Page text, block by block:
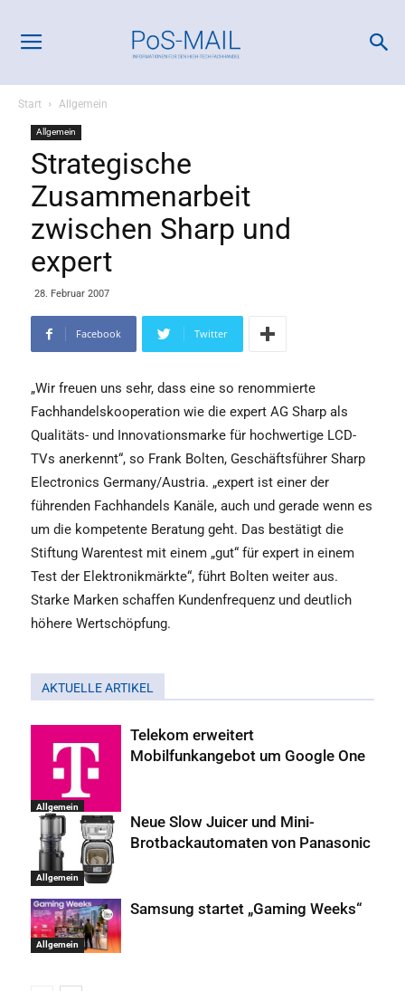
Start Allgemein
Allgemein
Strategische
Zusammenarbeit
zwischen Sharp und
expert
28. Februar 2007
Facebook Twitter
„Wir freuen uns sehr, dass eine so renommierte
Fachhandelskooperation wie die expert AG Sharp als
Qualitäts- und Innovationsmarke für hochwertige LCD-
TVs anerkennt“, so Frank Bolten, Geschäftsführer Sharp
Electronics Germany/Austria. „expert ist einer der
führenden Fachhandels Kanäle, auch und gerade wenn es
um die kompetente Beratung geht. Das bestätigt die
Stiftung Warentest mit einem „gut“ für expert in einem
Test der Elektronikmärkte“, führt Bolten weiter aus.
Starke Marken schaffen Kundenfrequenz und deutlich
höhere Wertschöpfung.
AKTUELLE ARTIKEL
Allgemein
Telekom erweitert
Mobilfunkangebot um Google One
Allgemein
Neue Slow Juicer und Mini-
Brotbackautomaten von Panasonic
Allgemein
Samsung startet „Gaming Weeks“